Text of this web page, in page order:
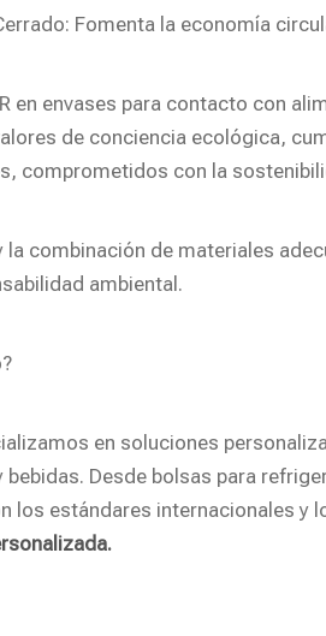
Fomenta la economía
en envases para contacto con
de conciencia ecológica,
comprometidos con la
la combinación de materiales
ambiental.
en soluciones
Desde bolsas para
los estándares internacionales y